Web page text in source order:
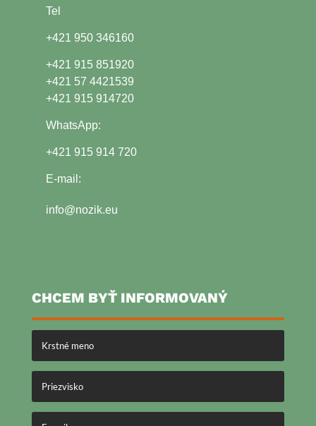
Tel
+421 950 346160
+421 915 851920
+421 57 4421539
+421 915 914720
WhatsApp:
+421 915 914 720
E-mail:
info@nozik.eu
CHCEM BYŤ INFORMOVANÝ